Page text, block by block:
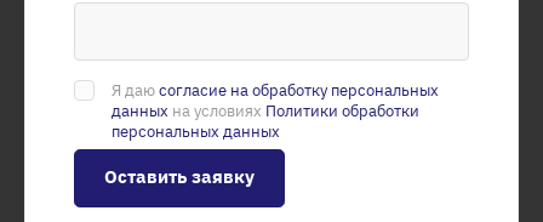
Я даюсогласие на обработку персональных
данных на условиях Политики обработки
персональных данных
Оставить заявку